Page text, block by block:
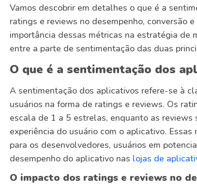
Vamos descobrir em detalhes o que é a
ratings e reviews no desempenho, conversão
importância dessas métricas na estratégia de
entre a parte de sentimentação das duas
O que é a sentimentação dos
A sentimentação dos aplicativos refere-se à
usuários na forma de ratings e reviews. Os
escala de 1 a 5 estrelas, enquanto as
experiência do usuário com o aplicativo.
para os desenvolvedores, usuários em
desempenho do aplicativo nas lojas de
O impacto dos ratings e reviews no